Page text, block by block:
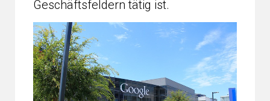
Geschäftsfeldern tätig ist.